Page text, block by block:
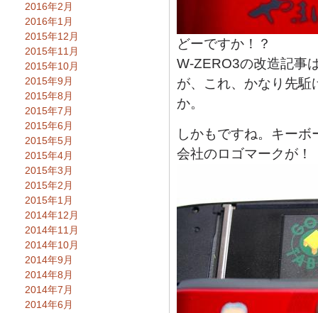
どーですか！？
W-ZERO3の改造記事
が、これ、かなり先駈
か。
しかもですね。キー
会社のロゴマークが！
2016年2月
2016年1月
2015年12月
2015年11月
2015年10月
2015年9月
2015年8月
2015年7月
2015年6月
2015年5月
2015年4月
2015年3月
2015年2月
2015年1月
2014年12月
2014年11月
2014年10月
2014年9月
2014年8月
2014年7月
2014年6月